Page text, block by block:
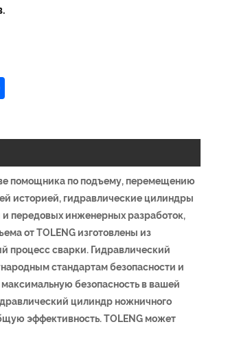
Share
помощника по подъему, перемещению
историей, гидравлические цилиндры
и передовых инженерных разработок,
от TOLENG изготовлены из
процесс сварки. Гидравлический
стандартам безопасности и
безопасность в вашей
цилиндр ножничного
эффективность. TOLENG может